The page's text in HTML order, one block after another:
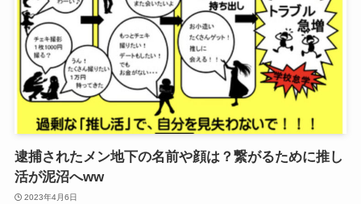
逮捕されたメン地下の名前や顔は？繋がるために推し
活が泥沼へww
2023年4月6日